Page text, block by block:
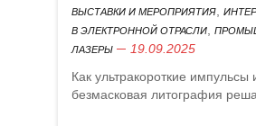
ВЫСТАВКИ И МЕРОПРИЯТИЯ
В ЭЛЕКТРОННОЙ ОТРАСЛИ
ЛАЗЕРЫ
19.09.2025
Как ультракороткие импульсы
безмасковая литография